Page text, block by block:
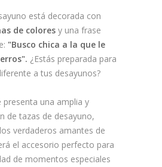
está decorada con
de colores y una frase
"Busco chica a la que le
¿Estás preparada para
a tus desayunos?
presenta una amplia y
de tazas de desayuno,
verdaderos amantes de
el accesorio perfecto para
de momentos especiales